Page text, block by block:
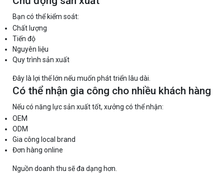
Bạn có thể kiểm soát:
Chất lượng
Tiến độ
Nguyên liệu
Quy trình sản xuất
Đây là lợi thế lớn nếu muốn phát triển lâu dài.
Có thể nhận gia công cho nhiều khách hàng
Nếu có năng lực sản xuất tốt, xưởng có thể nhận:
OEM
ODM
Gia công local brand
Đơn hàng online
Nguồn doanh thu sẽ đa dạng hơn.